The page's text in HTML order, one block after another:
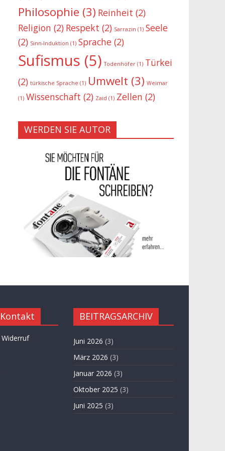
Philosophie (3) Reinheit (2)
Religion (2) Respekt (2) Sarrazin (1) Seele
(2) Sinn-Induktion (1) Sprache (2)
Sufismus (5) Todenhöfer (1) Türkei
(2) türkische Sprache (1) Umwelt (3) Weimar
(1) Wissenschaft (2) Zaid (1) Zellen (2)
WERDEN SIE AUTOR
BEITRAGSARCHIV
Juni 2026 (3)
März 2026 (3)
Januar 2026 (3)
Oktober 2025 (3)
Juni 2025 (3)